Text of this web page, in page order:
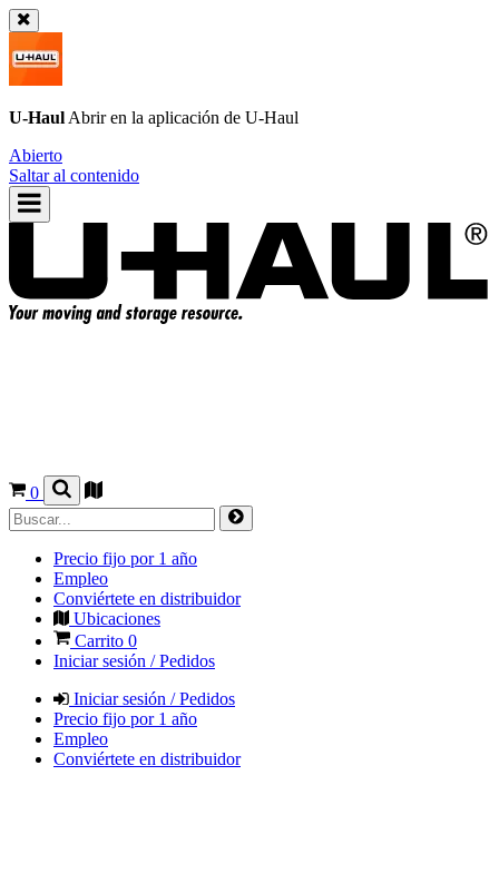
U-Haul Abrir en la aplicación de U-Haul
Abierto
Saltar al contenido
0
Precio fijo por 1 año
Empleo
Conviértete en distribuidor
Ubicaciones
Carrito 0
Iniciar sesión / Pedidos
Iniciar sesión / Pedidos
Precio fijo por 1 año
Empleo
Conviértete en distribuidor